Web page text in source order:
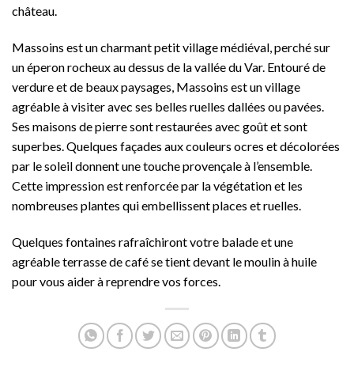
château.
Massoins est un charmant petit village médiéval, perché sur
un éperon rocheux au dessus de la vallée du Var. Entouré de
verdure et de beaux paysages, Massoins est un village
agréable à visiter avec ses belles ruelles dallées ou pavées.
Ses maisons de pierre sont restaurées avec goût et sont
superbes. Quelques façades aux couleurs ocres et décolorées
par le soleil donnent une touche provençale à l’ensemble.
Cette impression est renforcée par la végétation et les
nombreuses plantes qui embellissent places et ruelles.
Quelques fontaines rafraîchiront votre balade et une
agréable terrasse de café se tient devant le moulin à huile
pour vous aider à reprendre vos forces.